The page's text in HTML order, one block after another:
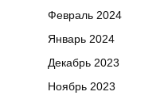
Февраль 2024
Январь 2024
Декабрь 2023
Ноябрь 2023